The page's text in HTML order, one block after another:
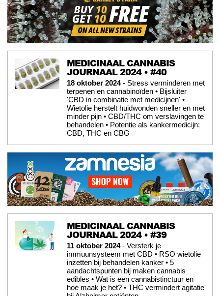
MEDICINAAL CANNABIS
JOURNAAL 2024 • #40
18 oktober 2024- Stress verminderen met
terpenen en cannabinoïden • Bijsluiter
'CBD in combinatie met medicijnen' •
Wietolie herstelt huidwonden sneller en met
minder pijn • CBD/THC om verslavingen te
behandelen • Potentie als kankermedicijn:
CBD, THC en CBG
MEDICINAAL CANNABIS
JOURNAAL 2024 • #39
11 oktober 2024- Versterk je
immuunsysteem met CBD • RSO wietolie
inzetten bij behandelen kanker • 5
aandachtspunten bij maken cannabis
edibles • Wat is een cannabistinctuur en
hoe maak je het? • THC vermindert agitatie